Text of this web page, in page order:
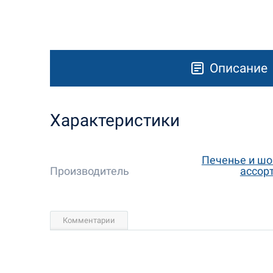
Описание
Характеристики
Производитель
Печенье и
Комментарии